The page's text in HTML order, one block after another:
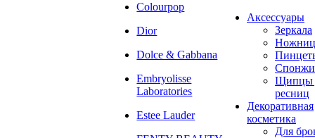
Colourpop
Dior
Dolce & Gabbana
Embryolisse
Laboratories
Estee Lauder
Аксессуары
Зеркала
Спонжи
Щипцы
ресниц
Декоративная
косметика
Для